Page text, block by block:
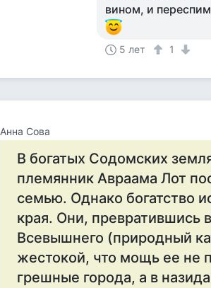
вином, и
5 лет 1
Анна Сова
В богатых Содомских
племянник Авраама Лот
семью. Однако богатство
края. Они, превратившись
Всевышнего (природный
жестокой, что мощь ее не
грешные города, а в